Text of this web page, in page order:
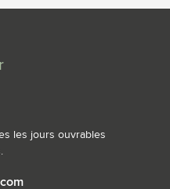
les jours ouvrables